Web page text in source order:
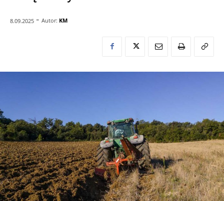
8.09.2025 - Autor: KM